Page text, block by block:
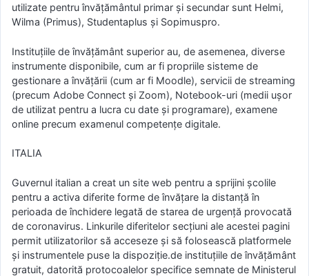
utilizate pentru învățământul primar și secundar sunt Helmi,
Wilma (Primus), Studentaplus și Sopimuspro.
Instituțiile de învățământ superior au, de asemenea, diverse
instrumente disponibile, cum ar fi propriile sisteme de
gestionare a învățării (cum ar fi Moodle), servicii de streaming
(precum Adobe Connect și Zoom), Notebook-uri (medii ușor
de utilizat pentru a lucra cu date și programare), examene
online precum examenul competențe digitale.
ITALIA
Guvernul italian a creat un site web pentru a sprijini școlile
pentru a activa diferite forme de învățare la distanță în
perioada de închidere legată de starea de urgență provocată
de coronavirus. Linkurile diferitelor secțiuni ale acestei pagini
permit utilizatorilor să acceseze și să folosească platformele
și instrumentele puse la dispoziție.de instituțiile de învățământ
gratuit, datorită protocoalelor specifice semnate de Ministerul